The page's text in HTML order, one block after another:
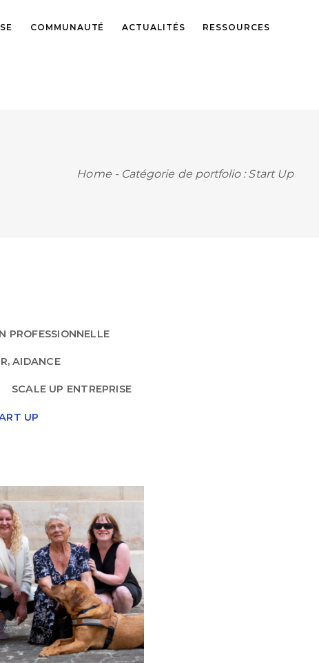
COMMUNAUTÉ ACTUALITÉS RESSOURCES
Home - Catégorie de portfolio : Start Up
PROFESSIONNELLE
AIDANCE
SCALE UP ENTREPRISE
UP
COLLABORATIF À IMPACT